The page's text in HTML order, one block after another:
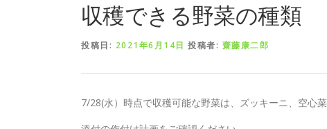
収穫できる野菜の種類
投稿日: 2021年6月14日 投稿者: 齋藤康二郎
7/28(水）時点で収穫可能な野菜は、ズッキーニ、空心